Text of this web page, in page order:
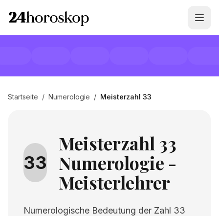
Startseite / Numerologie / Meisterzahl 33
33
Meisterzahl 33
Numerologie -
Meisterlehrer
Numerologische Bedeutung der Zahl 33